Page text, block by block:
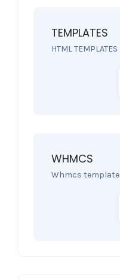
TEMPLATES
HTML TEMPLATES
WHMCS
Whmcs template